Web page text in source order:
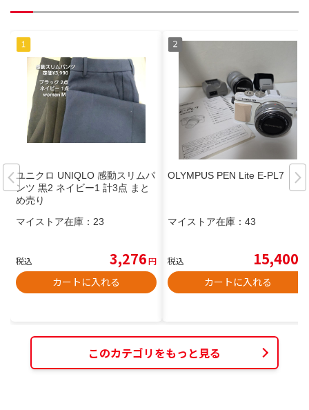
ユニクロ UNIQLO 感動スリムパ
ンツ 黒2 ネイビー1 計3点 まと
め売り
マイストア在庫： 23
税込 3,276円
カートに入れる
OLYMPUS PEN Lite E-PL7
マイストア在庫： 43
税込 15,400
カートに入れる
このカテゴリをもっと見る